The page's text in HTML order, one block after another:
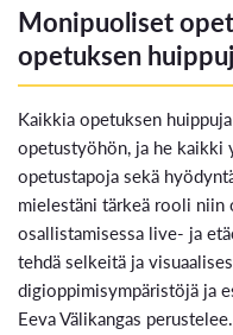
Monipuoliset
opetuksen
Kaikkia opetuksen
opetustyöhön, ja he kaikki
opetustapoja sekä
mielestäni tärkeä rooli
osallistamisessa live- ja
tehdä selkeitä ja
digioppimisympäristöjä ja
Eeva Välikangas perustelee.